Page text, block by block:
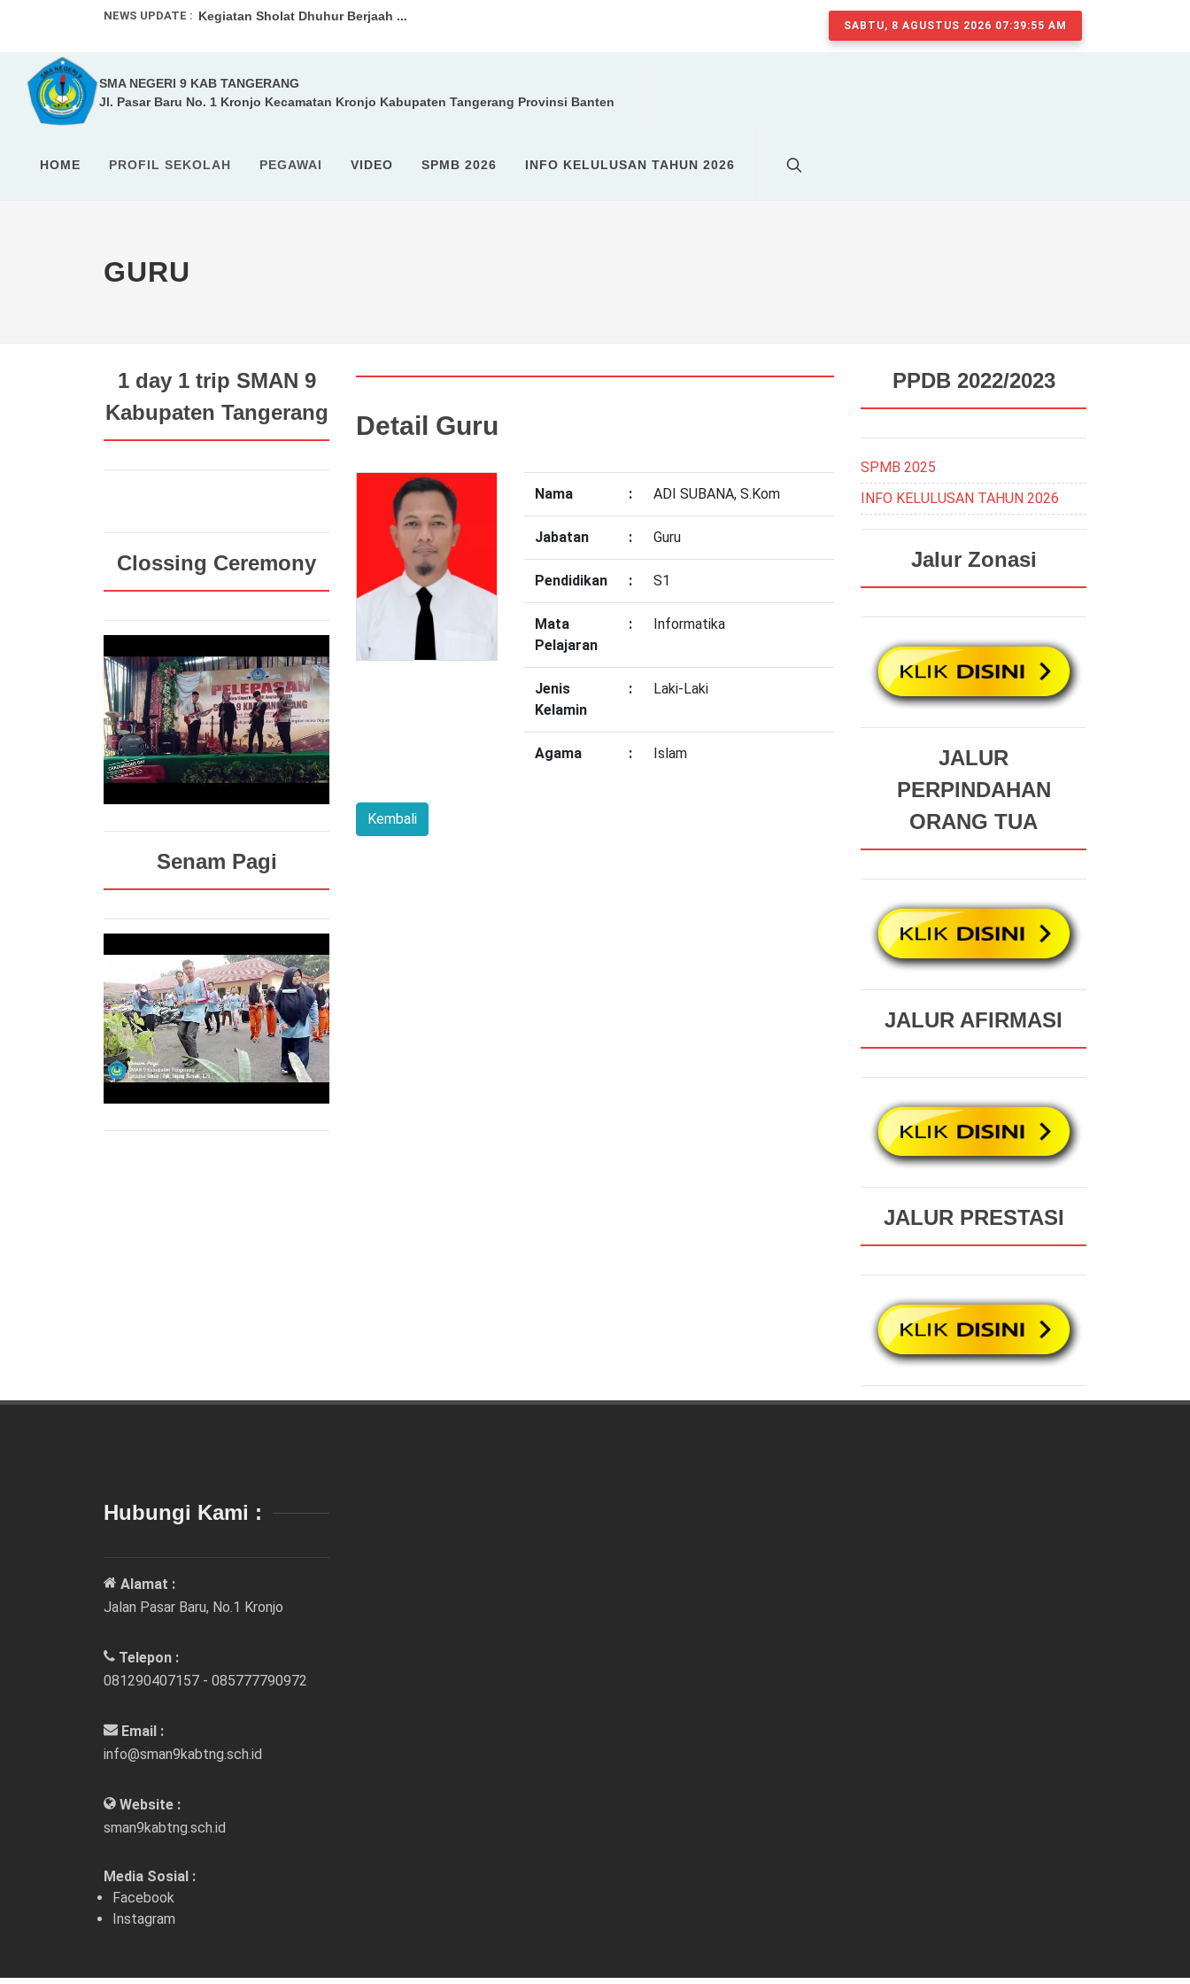
NEWS UPDATE : Kegiatan Sholat Dhuhur Berjaah ...
SMA 9 Kabupaten Tangerang pada kegiatan ROHIS...
SABTU, 8 AGUSTUS 2026 07:39:56 AM
SMA NEGERI 9 KAB TANGERANG
Jl. Pasar Baru No. 1 Kronjo Kecamatan Kronjo Kabupaten Tangerang Provinsi Banten
HOME PROFIL SEKOLAH PEGAWAI VIDEO SPMB 2026 INFO KELULUSAN TAHUN 2026
GURU
1 day 1 trip SMAN 9
Kabupaten Tangerang
Clossing Ceremony
Senam Pagi
Detail Guru
Nama : ADI SUBANA, S.Kom
Jabatan : Guru
Pendidikan : S1
Mata
Pelajaran
: Informatika
Jenis
Kelamin
: Laki-Laki
Agama : Islam
PPDB 2022/2023
SPMB 2025
INFO KELULUSAN TAHUN 2026
Jalur Zonasi
JALUR
PERPINDAHAN
ORANG TUA
JALUR AFIRMASI
JALUR PRESTASI
Hubungi Kami :
Alamat :
Jalan Pasar Baru, No.1 Kronjo
Telepon :
081290407157 - 085777790972
Email :
info@sman9kabtng.sch.id
Website :
sman9kabtng.sch.id
Media Sosial :
Facebook
Instagram